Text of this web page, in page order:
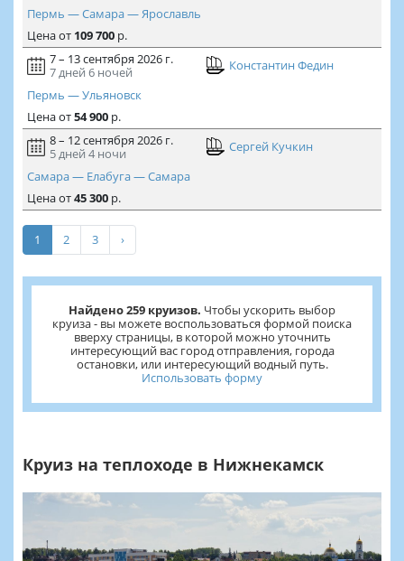
Пермь — Самара — Ярославль
Ценаот 109 700р.
7 – 13 сентября 2026 г.
7 дней 6 ночей
Константин Федин
Пермь — Ульяновск
Ценаот54 900р.
8 – 12 сентября 2026 г.
5 дней 4 ночи
Сергей Кучкин
Самара — Елабуга — Самара
Ценаот45 300р.
1 2 3 ›
Найдено 259 круизов. Чтобы ускорить выбор
круиза - вы можете воспользоваться формой поиска
вверху страницы, в которой можно уточнить
интересующий вас город отправления, города
остановки, или интересующий водный путь.
Использовать форму
Круиз на теплоходе в Нижнекамск